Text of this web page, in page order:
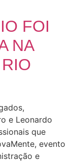
FOI
NA
e Leonardo
que
evento
e